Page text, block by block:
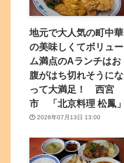
地元で大人気の町中華
の美味しくてボリュー
ム満点のAランチはお
腹がはち切れそうにな
って大満足！ 西宮
市 「北京料理 松鳳」
2026年07月13日 13:00